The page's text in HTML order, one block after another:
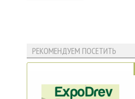
РЕКОМЕНДУЕМ ПОСЕТИТЬ